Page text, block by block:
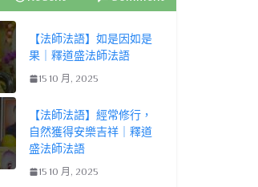
【法師法語】如是因如是
果｜釋道盛法師法語
15 10 月, 2025
【法師法語】經常修行，
自然獲得安樂吉祥｜釋道
盛法師法語
15 10 月, 2025